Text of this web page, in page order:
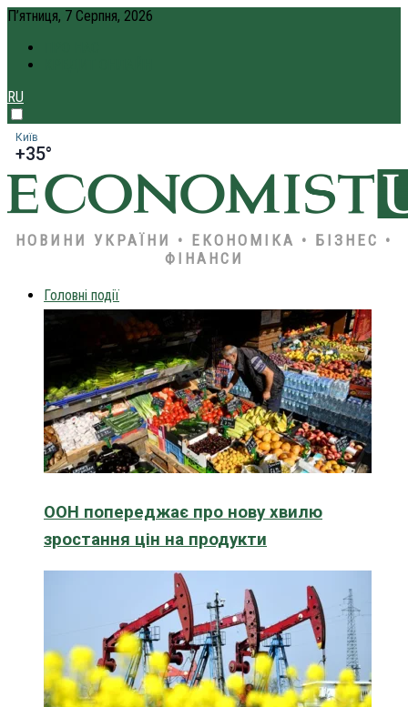
П’ятниця, 7 Серпня, 2026
RU
Київ
+35°
НОВИНИ УКРАЇНИ • ЕКОНОМІКА • БІЗНЕС •
ФІНАНСИ
Головні події
ООН попереджає про нову хвилю
зростання цін на продукти